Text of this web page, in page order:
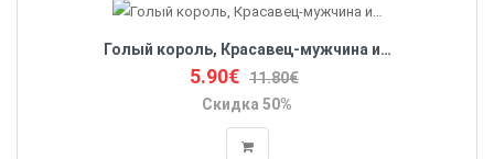
Голый король, Красавец-мужчина и…
5.90€ 11.80€
Скидка 50%